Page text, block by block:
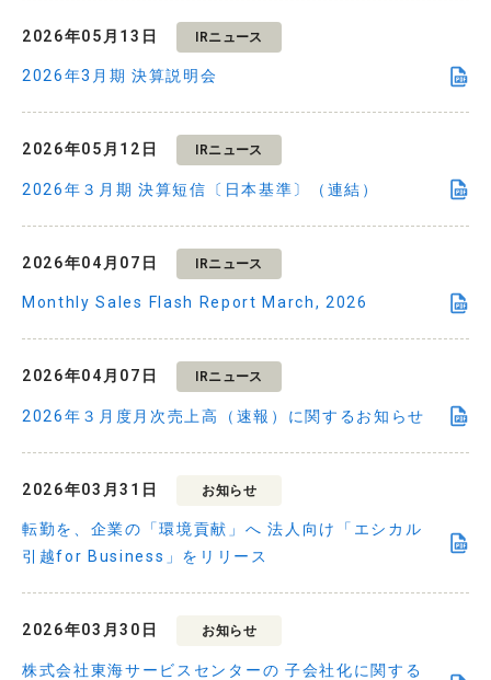
2026年05月13日 IRニュース
2026年3月期 決算説明会
2026年05月12日 IRニュース
2026年３月期 決算短信〔日本基準〕（連結）
2026年04月07日 IRニュース
Monthly Sales Flash Report March, 2026
2026年04月07日 IRニュース
2026年３月度月次売上高（速報）に関するお知らせ
2026年03月31日 お知らせ
転勤を、企業の「環境貢献」へ 法人向け「エシカル
引越for Business」をリリース
2026年03月30日 お知らせ
株式会社東海サービスセンターの 子会社化に関する